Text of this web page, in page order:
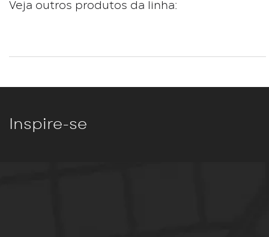
Veja outros produtos da linha:
Inspire-se